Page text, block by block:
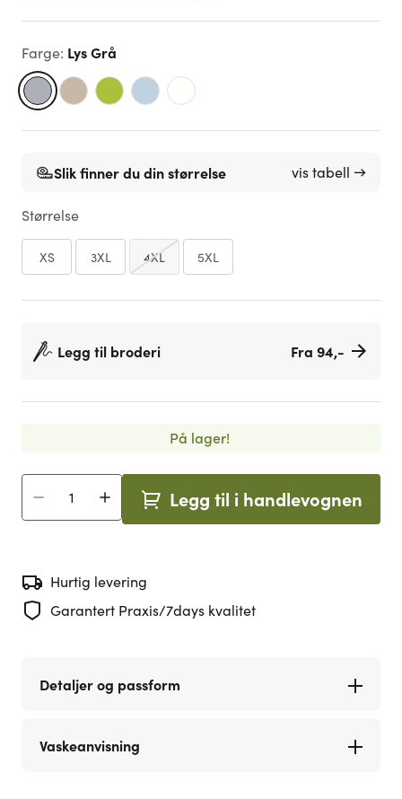
Farge: Lys Grå
Slik finner du din størrelse vis tabell →
Størrelse
XS 3XL 4XL 5XL
Legg til broderi Fra 94,-
På lager!
Antall Legg til i handlevognen
Hurtig levering
Garantert Praxis/7days kvalitet
Detaljer og passform
Vaskeanvisning